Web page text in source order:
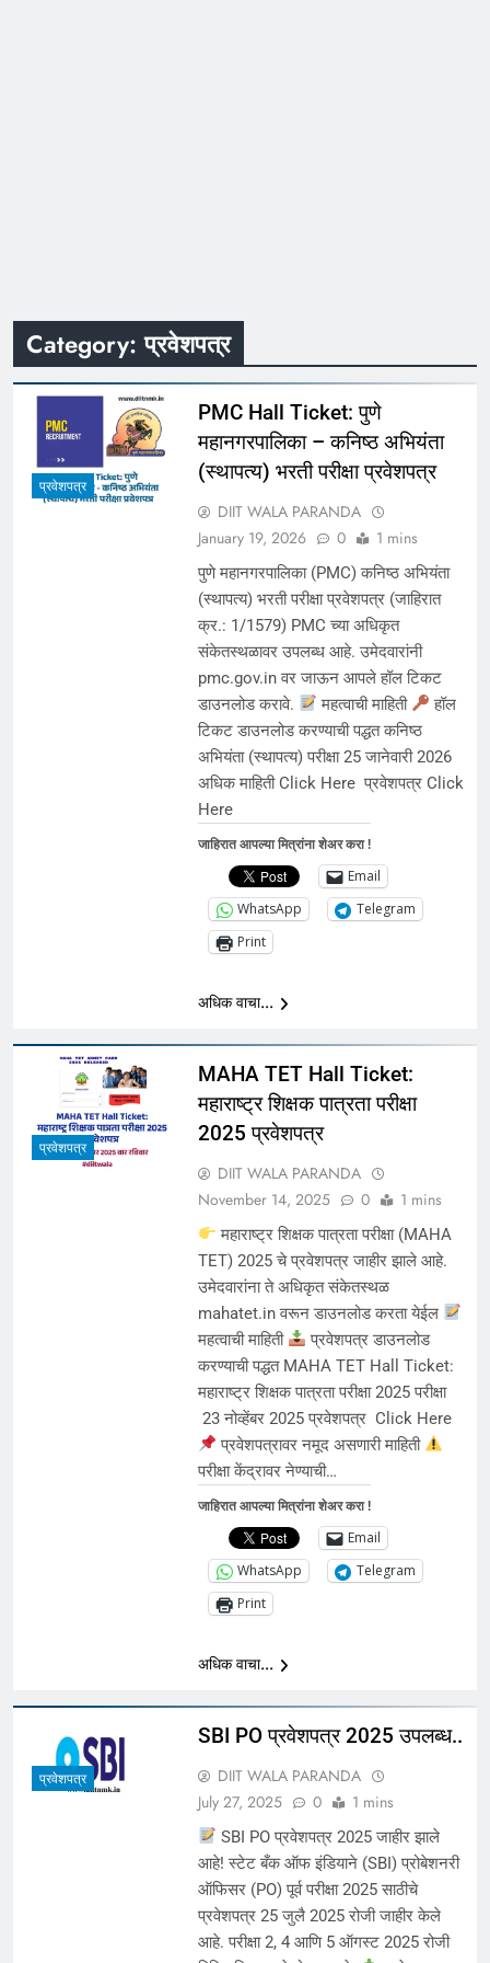
Category:प्रवेशपत्र
प्रवेशपत्र
PMC Hall Ticket: पुणे
महानगरपालिका – कनिष्ठ अभियंता
(स्थापत्य) भरती परीक्षा प्रवेशपत्र
DIIT WALA PARANDA
January 19, 2026
0 1 mins
पुणे महानगरपालिका (PMC) कनिष्ठ अभियंता
(स्थापत्य) भरती परीक्षा प्रवेशपत्र (जाहिरात
क्र.: 1/1579) PMC च्या अधिकृत
संकेतस्थळावर उपलब्ध आहे. उमेदवारांनी
pmc.gov.in वर जाऊन आपले हॉल टिकट
डाउनलोड करावे.
महत्वाची माहिती
हॉल
टिकट डाउनलोड करण्याची पद्धत कनिष्ठ
अभियंता (स्थापत्य) परीक्षा 25 जानेवारी 2026
अधिक माहिती Click Here प्रवेशपत्र Click
Here
जाहिरात आपल्या मित्रांना शेअर करा !
Email
WhatsApp
Telegram
Print
अधिक वाचा...
प्रवेशपत्र
MAHA TET Hall Ticket:
महाराष्ट्र शिक्षक पात्रता परीक्षा
2025 प्रवेशपत्र
DIIT WALA PARANDA
November 14, 2025
0 1 mins
महाराष्ट्र शिक्षक पात्रता परीक्षा (MAHA
TET) 2025 चे प्रवेशपत्र जाहीर झाले आहे.
उमेदवारांना ते अधिकृत संकेतस्थळ
mahatet.in वरून डाउनलोड करता येईल
महत्वाची माहिती
प्रवेशपत्र डाउनलोड
करण्याची पद्धत MAHA TET Hall Ticket:
महाराष्ट्र शिक्षक पात्रता परीक्षा 2025 परीक्षा
23 नोव्हेंबर 2025 प्रवेशपत्र Click Here
प्रवेशपत्रावर नमूद असणारी माहिती
परीक्षा केंद्रावर नेण्याची…
जाहिरात आपल्या मित्रांना शेअर करा !
Email
WhatsApp
Telegram
Print
अधिक वाचा...
प्रवेशपत्र
SBI PO प्रवेशपत्र 2025 उपलब्ध..
DIIT WALA PARANDA
July 27, 2025
0 1 mins
SBI PO प्रवेशपत्र 2025 जाहीर झाले
आहे! स्टेट बँक ऑफ इंडियाने (SBI) प्रोबेशनरी
ऑफिसर (PO) पूर्व परीक्षा 2025 साठीचे
प्रवेशपत्र 25 जुलै 2025 रोजी जाहीर केले
आहे. परीक्षा 2, 4 आणि 5 ऑगस्ट 2025 रोजी